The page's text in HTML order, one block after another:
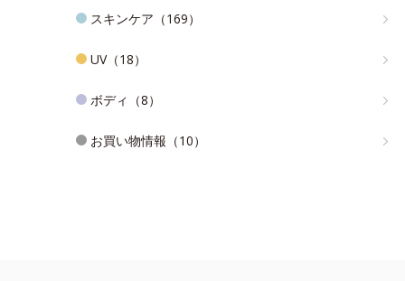
スキンケア（169）
UV（18）
ボディ（8）
お買い物情報（10）